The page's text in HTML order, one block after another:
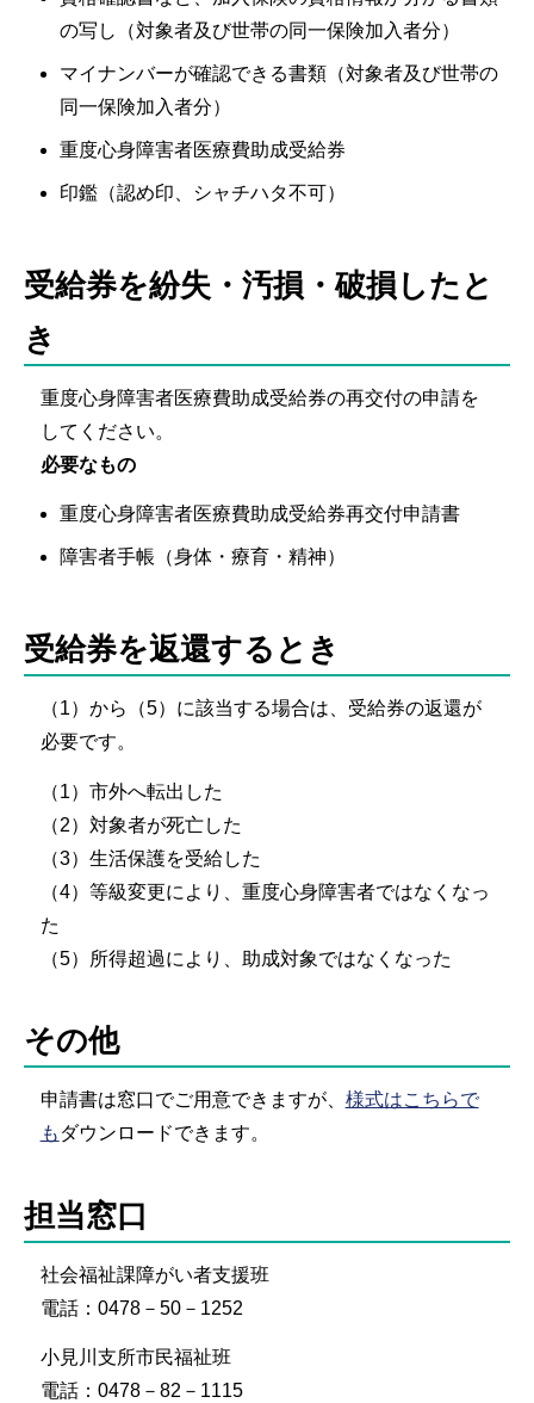
の写し（対象者及び世帯の同一保険加入者分）
マイナンバーが確認できる書類（対象者及び世帯の
同一保険加入者分）
重度心身障害者医療費助成受給券
印鑑（認め印、シャチハタ不可）
受給券を紛失・汚損・破損したと
き
重度心身障害者医療費助成受給券の再交付の申請を
してください。
必要なもの
重度心身障害者医療費助成受給券再交付申請書
障害者手帳（身体・療育・精神）
受給券を返還するとき
（1）から（5）に該当する場合は、受給券の返還が
必要です。
（1）市外へ転出した
（2）対象者が死亡した
（3）生活保護を受給した
（4）等級変更により、重度心身障害者ではなくなっ
た
（5）所得超過により、助成対象ではなくなった
その他
申請書は窓口でご用意できますが、 様式はこちらで
も ダウンロードできます。
担当窓口
社会福祉課障がい者支援班
電話：0478－50－1252
小見川支所市民福祉班
電話：0478－82－1115